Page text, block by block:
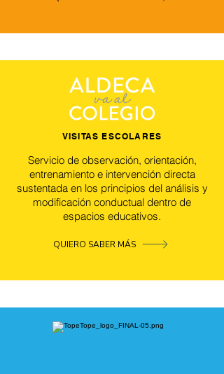
VISITAS ESCOLARES
Servicio de observación, orientación,
entrenamiento e intervención directa
sustentada en los principios del análisis y
modificación conductual dentro de
espacios educativos.
QUIERO SABER MÁS